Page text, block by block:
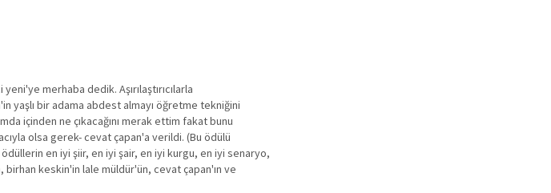
merhaba dedik. Aşırılaştırıcılarla
yaşlı bir adama abdest almayı öğretme tekniğini
içinden ne çıkacağını merak ettim fakat bunu
olsa gerek- cevat çapan'a verildi. (Bu ödülü
ödüllerin en iyi şiir, en iyi şair, en iyi kurgu, en iyi senaryo,
birhan keskin'in lale müldür'ün, cevat çapan'ın ve